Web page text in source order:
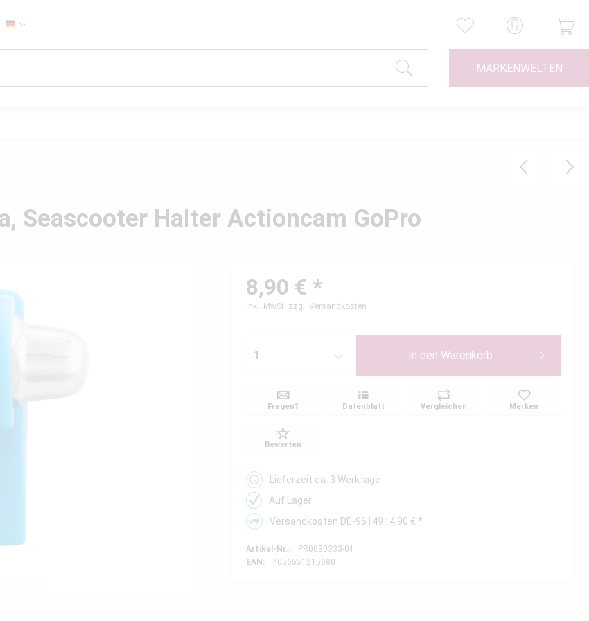
DE
MARKENWELTEN
Seascooter Halter Actioncam GoPro
8,90 € *
inkl. MwSt. zzgl. Versandkosten
In den Warenkorb
Fragen? Datenblatt Vergleichen Merken
Bewerten
Lieferzeit ca. 3 Werktage
Auf Lager
Versandkosten DE-96149 : 4,90 € *
Artikel-Nr.:
PR0030333-01
EAN:
4056551215680